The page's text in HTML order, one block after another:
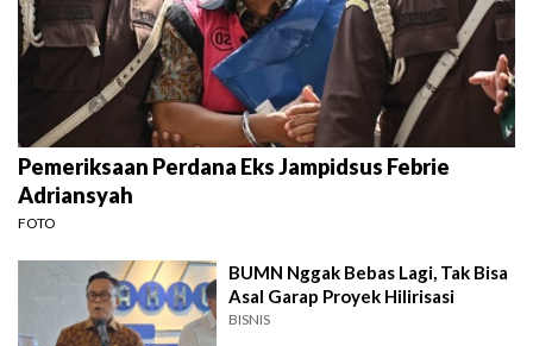
Pemeriksaan Perdana Eks Jampidsus Febrie
Adriansyah
FOTO
BUMN Nggak Bebas Lagi, Tak Bisa
Asal Garap Proyek Hilirisasi
BISNIS